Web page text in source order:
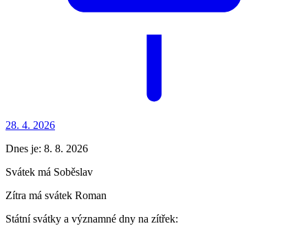
28. 4. 2026
Dnes je: 8. 8. 2026
Svátek má Soběslav
Zítra má svátek Roman
Státní svátky a významné dny na zítřek: